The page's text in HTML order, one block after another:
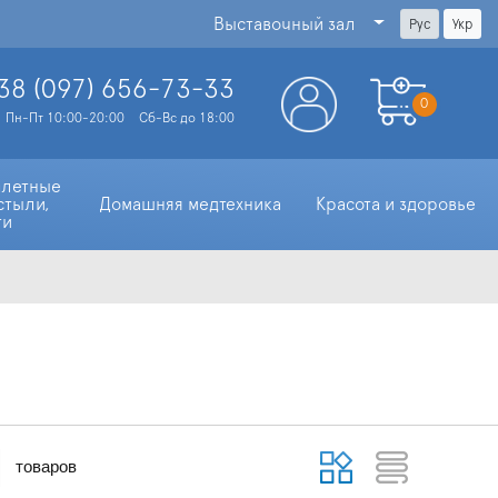
Выставочный зал Рус Укр
(097) 656-73-33
Пн-Пт 10:00-20:00 Сб-Вс до 18:00
0
Домашняя медтехника Красота и здоровье
товаров